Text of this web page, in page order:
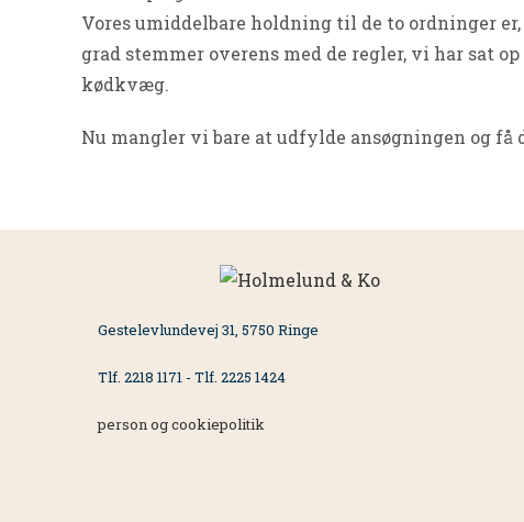
Vores umiddelbare holdning til de to ordninger
grad stemmer overens med de regler, vi har sat
kødkvæg.
Nu mangler vi bare at udfylde ansøgningen og få
Gestelevlundevej 31, 5750 Ringe
Tlf. 2218 1171 - Tlf. 2225 1424
person og cookiepolitik